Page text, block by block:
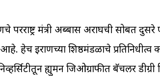
परराष्ट्र मंत्री अब्बास अराघची सोबत
हेच इराणच्या शिष्ठमंडळाचे प्रतिनिधीत्व
ह्युमन जिओग्राफीत बॅचलर